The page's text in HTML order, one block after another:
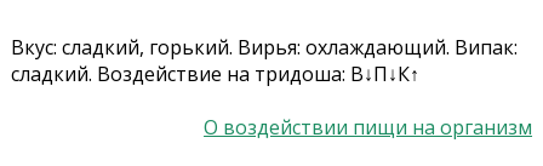
Вкус: сладкий, горький. Вирья: охлаждающий. Випак:
сладкий. Воздействие на тридоша: В↓П↓К↑
О воздействии пищи на организм